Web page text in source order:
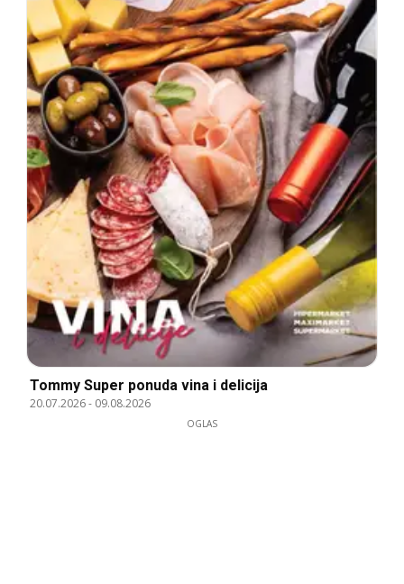
Tommy Super ponuda vina i delicija
20.07.2026- 09.08.2026
OGLAS